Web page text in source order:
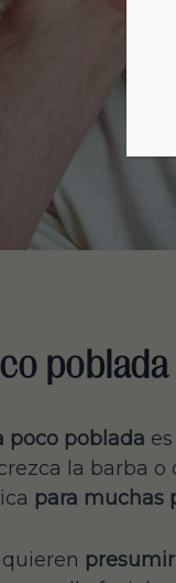
poblada
poco poblada
la barba
para muchas